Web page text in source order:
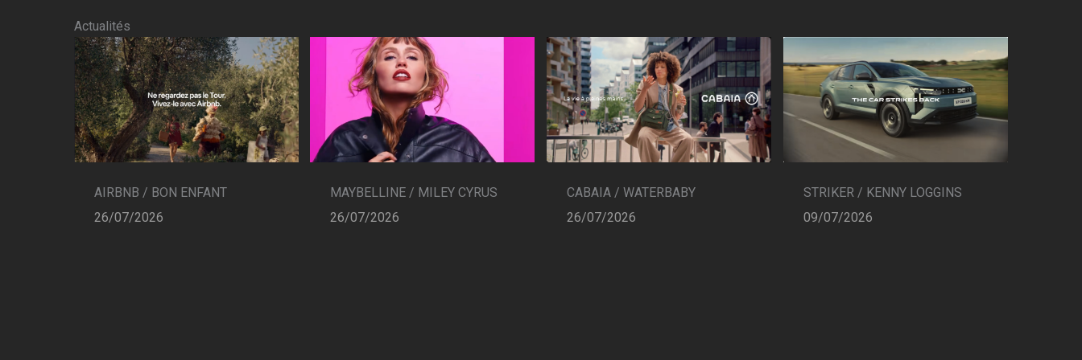
Actualités
AIRBNB / BON ENFANT
26/07/2026
MAYBELLINE / MILEY CYRUS
26/07/2026
CABAIA / WATERBABY
26/07/2026
STRIKER / KENNY LOGGINS
09/07/2026